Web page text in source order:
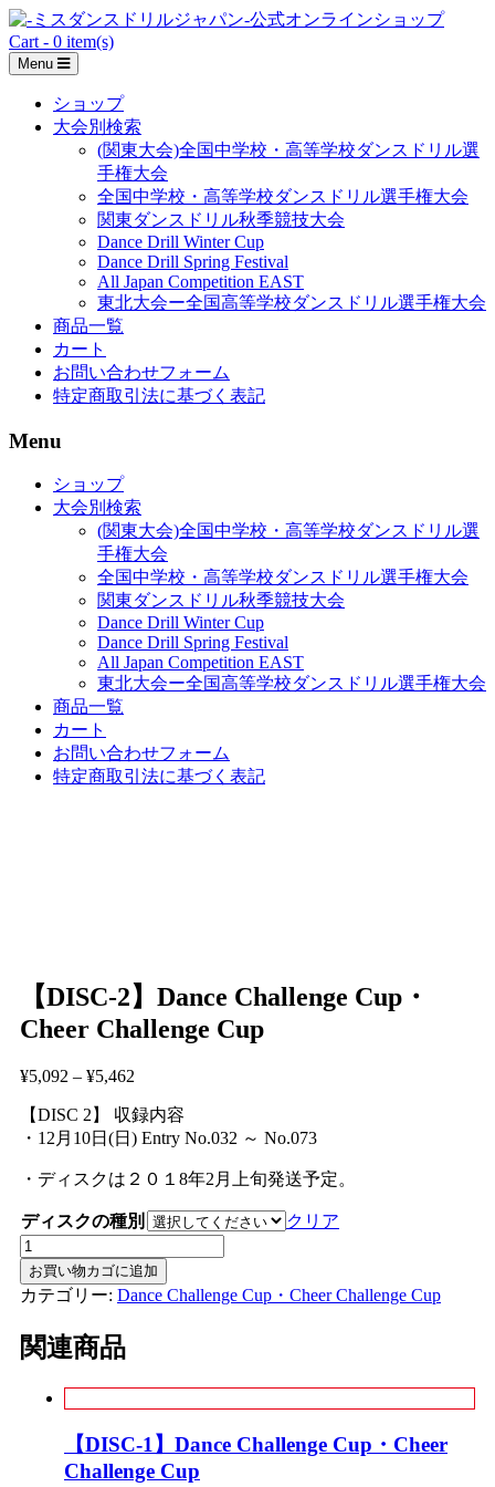
Skip
to
content
Cart - 0 item(s)
Menu
ショップ
大会別検索
(関東大会)全国中学校・高等学校ダンスドリル選
手権大会
全国中学校・高等学校ダンスドリル選手権大会
関東ダンスドリル秋季競技大会
Dance Drill Winter Cup
Dance Drill Spring Festival
All Japan Competition EAST
東北大会ー全国高等学校ダンスドリル選手権大会
商品一覧
カート
お問い合わせフォーム
特定商取引法に基づく表記
Menu
ショップ
大会別検索
(関東大会)全国中学校・高等学校ダンスドリル選
手権大会
全国中学校・高等学校ダンスドリル選手権大会
関東ダンスドリル秋季競技大会
Dance Drill Winter Cup
Dance Drill Spring Festival
All Japan Competition EAST
東北大会ー全国高等学校ダンスドリル選手権大会
商品一覧
カート
お問い合わせフォーム
特定商取引法に基づく表記
【DISC-2】Dance Challenge Cup・
Cheer Challenge Cup
¥5,092 – ¥5,462
【DISC 2】 収録内容
・12月10日(日) Entry No.032 ～ No.073
・ディスクは２０１8年2月上旬発送予定。
ディスクの種別
クリア
【DISC-
2】
Dance
Challenge
Cup・
Cheer
Cup
お買い物カゴに追加
カテゴリー: Dance Challenge Cup・Cheer Challenge Cup
関連商品
【DISC-1】Dance Challenge Cup・Cheer
Challenge Cup